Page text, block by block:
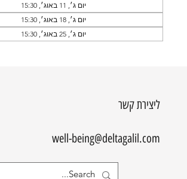
יום ג׳, 11 באוג׳, 15:30
יום ג׳, 18 באוג׳, 15:30
יום ג׳, 25 באוג׳, 15:30
ליצירת קשר
well-being@deltagalil.com